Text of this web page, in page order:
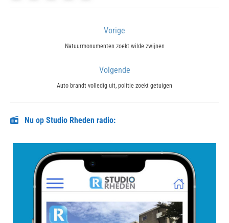
Vorige
Previous
Natuurmonumenten zoekt wilde zwijnen
Volgende
Next
Auto brandt volledig uit, politie zoekt getuigen
Nu op Studio Rheden radio: